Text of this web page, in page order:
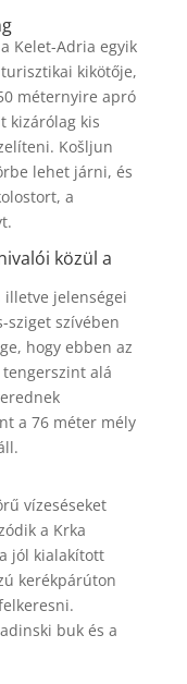
Kelet-Adria egyik
kikötője,
méternyire apró
kizárólag kis
Košljun
lehet járni, és
a
közül a
jelenségei
sziget szívében
hogy ebben az
alá
a 76 méter mély
vízeséseket
a Krka
jól kialakított
kerékpárúton
buk és a